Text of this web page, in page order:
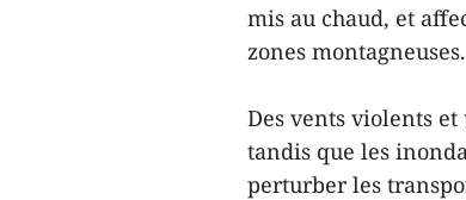
mis au chaud, et
zones montagneuses.
Des vents violents
tandis que les
perturber les